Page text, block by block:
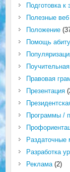
Подготовка к
Полезные
Положение
Помощь
Правовая
Презентация
Программы /
Раздаточные
Разработка
Реклама(2)